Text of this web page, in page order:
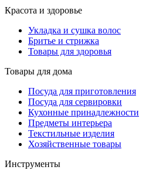
Красота и здоровье
Укладка и сушка волос
Бритье и стрижка
Товары для здоровья
Товары для дома
Посуда для приготовления
Посуда для сервировки
Кухонные принадлежности
Предметы интерьера
Текстильные изделия
Хозяйственные товары
Инструменты